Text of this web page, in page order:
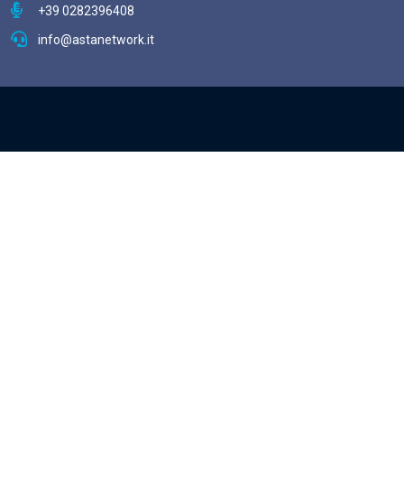
+39 0282396408
info@astanetwork.it